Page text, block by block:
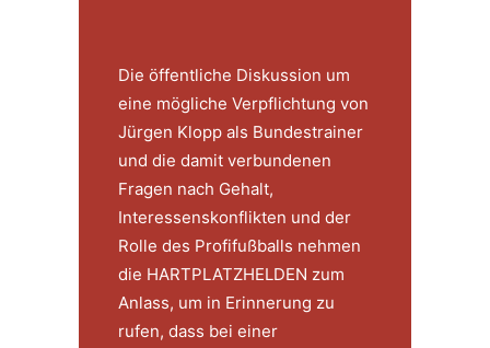
Die öffentliche Diskussion um
eine mögliche Verpflichtung von
Jürgen Klopp als Bundestrainer
und die damit verbundenen
Fragen nach Gehalt,
Interessenskonflikten und der
Rolle des Profifußballs nehmen
die HARTPLATZHELDEN zum
Anlass, um in Erinnerung zu
rufen, dass bei einer